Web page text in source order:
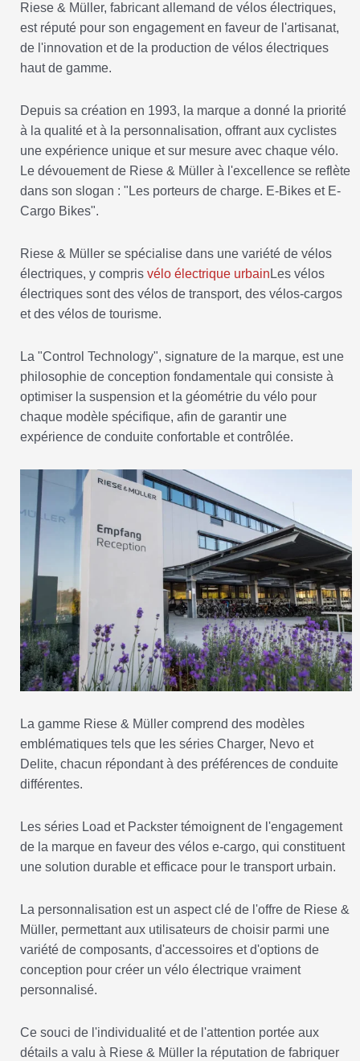
Riese & Müller, fabricant allemand de vélos électriques,
est réputé pour son engagement en faveur de l'artisanat,
de l'innovation et de la production de vélos électriques
haut de gamme.
Depuis sa création en 1993, la marque a donné la priorité
à la qualité et à la personnalisation, offrant aux cyclistes
une expérience unique et sur mesure avec chaque vélo.
Le dévouement de Riese & Müller à l'excellence se reflète
dans son slogan : "Les porteurs de charge. E-Bikes et E-
Cargo Bikes".
Riese & Müller se spécialise dans une variété de vélos
électriques, y compris vélo électrique urbain Les vélos
électriques sont des vélos de transport, des vélos-cargos
et des vélos de tourisme.
La "Control Technology", signature de la marque, est une
philosophie de conception fondamentale qui consiste à
optimiser la suspension et la géométrie du vélo pour
chaque modèle spécifique, afin de garantir une
expérience de conduite confortable et contrôlée.
La gamme Riese & Müller comprend des modèles
emblématiques tels que les séries Charger, Nevo et
Delite, chacun répondant à des préférences de conduite
différentes.
Les séries Load et Packster témoignent de l'engagement
de la marque en faveur des vélos e-cargo, qui constituent
une solution durable et efficace pour le transport urbain.
La personnalisation est un aspect clé de l'offre de Riese &
Müller, permettant aux utilisateurs de choisir parmi une
variété de composants, d'accessoires et d'options de
conception pour créer un vélo électrique vraiment
personnalisé.
Ce souci de l'individualité et de l'attention portée aux
détails a valu à Riese & Müller la réputation de fabriquer